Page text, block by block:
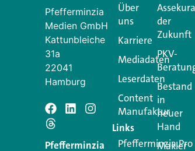
Ihre E-
Pfefferminzia
Medien GmbH
Kattunbleiche
31a
22041
Hamburg
Pfefferminzia
Über
uns
Karriere
Mediadaten
Leserdaten
Content
Manufaktur
Links
Pfefferminzia.Pro
der
Zukunft
PKV-
Bestand
in
neuer
Hand
Makler